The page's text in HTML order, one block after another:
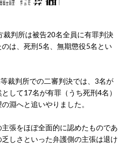
判所は被告20名全員に有罪判決
は、 死刑5名、無期懲役5名とい
裁判所での二審判決では、3名が
して17名が有罪（うち死刑4名）
淵へと追いやりました。
張をほぼ全面的に認めたものであ
しさといった弁護側の主張は退け